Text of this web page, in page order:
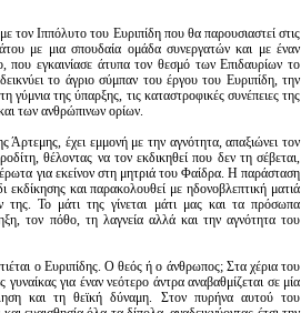
τον Ιππόλυτο του Ευριπίδη που θα παρουσιαστεί στις
με μια σπουδαία ομάδα συνεργατών και με έναν
εγκαινίασε άτυπα τον θεσμό των Επιδαυρίων το
το άγριο σύμπαν του έργου του Ευριπίδη, την
της ύπαρξης, τις καταστροφικές συνέπειες της
των ανθρώπινων ορίων.
έχει εμμονή με την αγνότητα, απαξιώνει τον
θέλοντας να τον εκδικηθεί που δεν τη σέβεται,
για εκείνον στη μητριά του Φαίδρα. Η παράσταση
εκδίκησης και παρακολουθεί με ηδονοβλεπτική ματιά
της. Το μάτι της γίνεται μάτι μας και τα πρόσωπα
τον πόθο, τη λαγνεία αλλά και την αγνότητα του
ο Ευριπίδης. Ο θεός ή ο άνθρωπος; Στα χέρια του
για έναν νεότερο άντρα αναβαθμίζεται σε μία
και τη θεϊκή δύναμη. Στον πυρήνα αυτού του